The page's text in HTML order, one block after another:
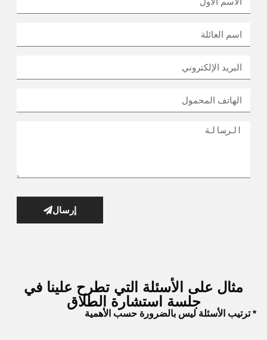
إرسال
مثال على الأسئلة التي تطرح علينا في
جلسة استشارة الطلاق
* ترتيب الأسئلة ليس بالضرورة حسب الأهمية